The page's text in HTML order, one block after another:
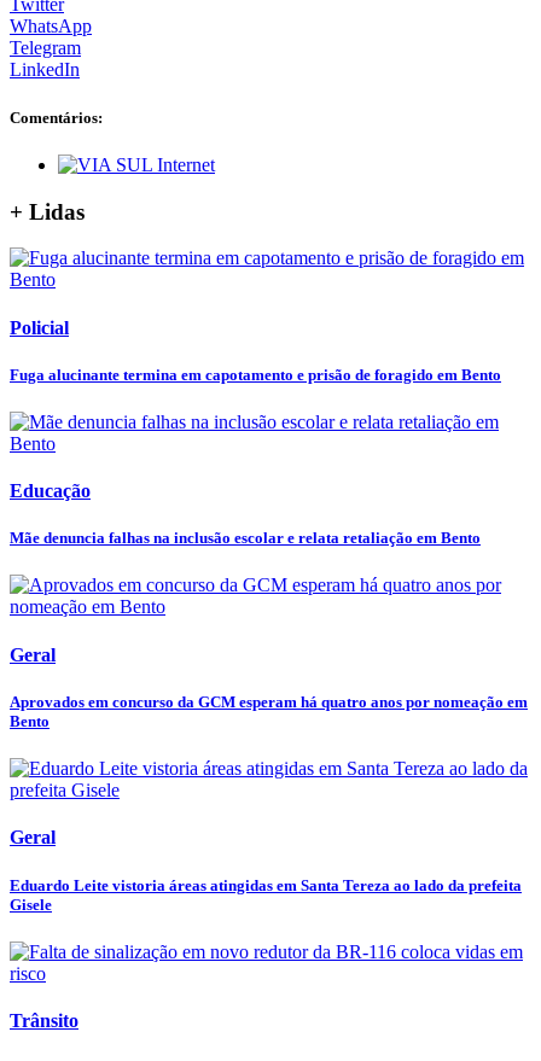
Twitter
WhatsApp
Telegram
LinkedIn
Comentários:
+ Lidas
Policial
Fuga alucinante termina em capotamento e prisão de foragido em Bento
Educação
Mãe denuncia falhas na inclusão escolar e relata retaliação em Bento
Geral
Aprovados em concurso da GCM esperam há quatro anos por nomeação em
Bento
Geral
Eduardo Leite vistoria áreas atingidas em Santa Tereza ao lado da prefeita
Gisele
Trânsito